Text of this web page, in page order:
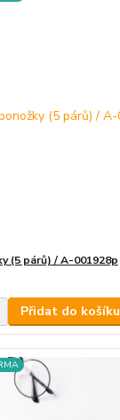
(5 párů) / A-001928p
Přidat do košíku